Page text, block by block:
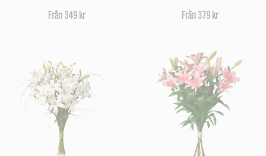
Från 349 kr Från 379 kr